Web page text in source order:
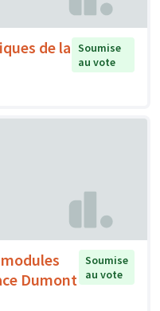
de la Soumise
au vote
Dumont
Soumise
au vote